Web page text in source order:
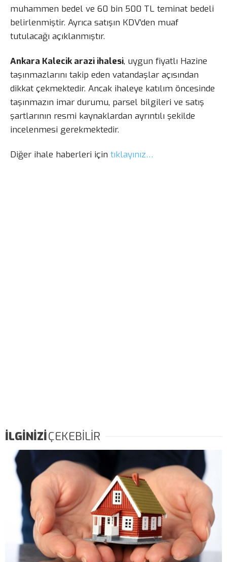
muhammen bedel ve 60 bin 500 TL teminat bedeli
belirlenmiştir. Ayrıca satışın KDV’den muaf
tutulacağı açıklanmıştır.
Ankara Kalecik arazi ihalesi, uygun fiyatlı Hazine
taşınmazlarını takip eden vatandaşlar açısından
dikkat çekmektedir. Ancak ihaleye katılım öncesinde
taşınmazın imar durumu, parsel bilgileri ve satış
şartlarının resmi kaynaklardan ayrıntılı şekilde
incelenmesi gerekmektedir.
Diğer ihale haberleri için tıklayınız…
İLGİNİZİÇEKEBİLİR